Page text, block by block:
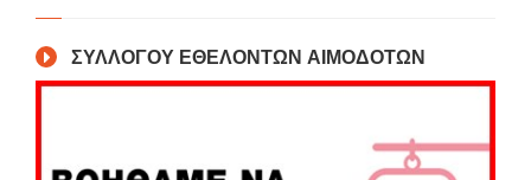
ΣΥΛΛΟΓΟΥ ΕΘΕΛΟΝΤΩΝ ΑΙΜΟΔΟΤΩΝ